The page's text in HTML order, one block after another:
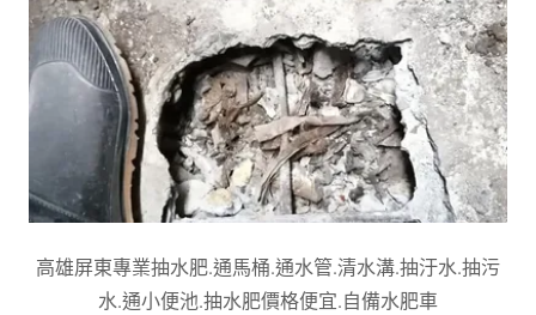
高雄屏東專業抽水肥.通馬桶.通水管.清水溝.抽汙水.抽污
水.通小便池.抽水肥價格便宜.自備水肥車